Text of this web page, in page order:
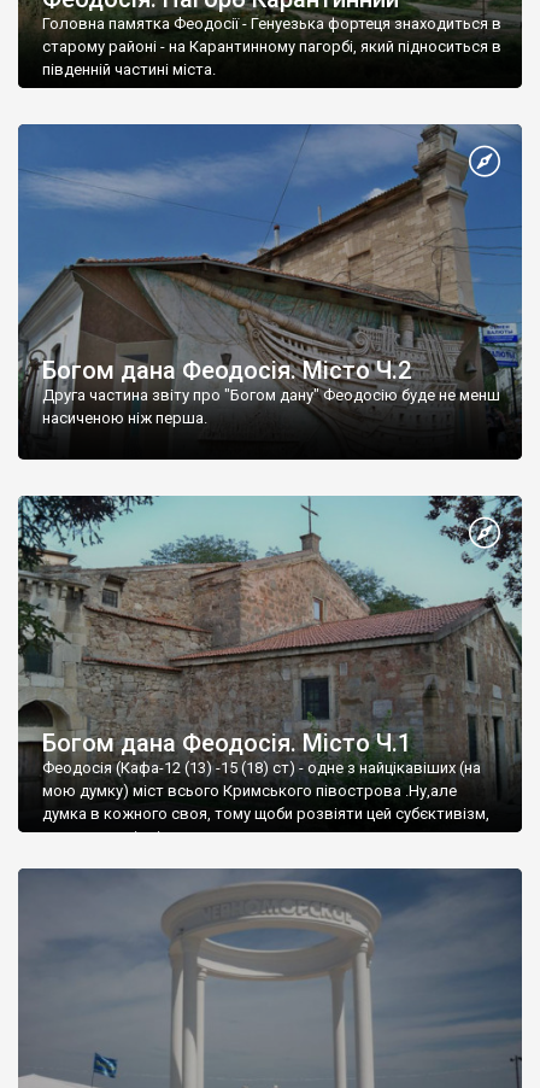
Головна памятка Феодосії - Генуезька фортеця знаходиться в
старому районі - на Карантинному пагорбі, який підноситься в
південній частині міста.
Богом дана Феодосія. Місто Ч.2
Друга частина звіту про "Богом дану" Феодосію буде не менш
насиченою ніж перша.
Богом дана Феодосія. Місто Ч.1
Феодосія (Кафа-12 (13) -15 (18) ст) - одне з найцікавіших (на
мою думку) міст всього Кримського півострова .Ну,але
думка в кожного своя, тому щоби розвіяти цей субєктивізм,
запрошую відвідати це